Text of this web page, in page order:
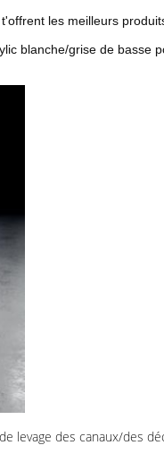
les meilleurs
blanche/grise de basse
levage des canaux/des